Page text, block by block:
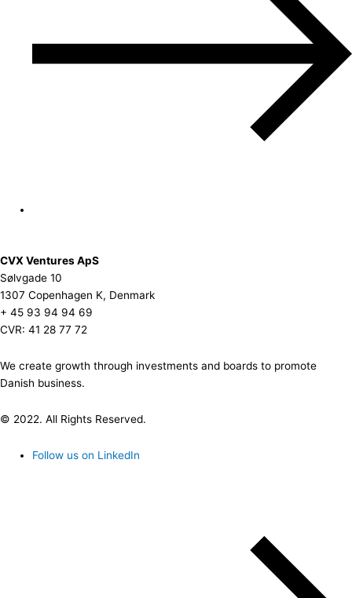
CVX Ventures ApS
Sølvgade 10
1307 Copenhagen K, Denmark
+ 45 93 94 94 69
CVR: 41 28 77 72
We create growth through investments and boards to promote
Danish business.
© 2022. All Rights Reserved.
Follow us on LinkedIn